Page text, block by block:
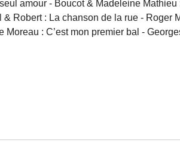
amour - Boucot & Madeleine
Robert : La chanson de la rue - Roger
: C’est mon premier bal -